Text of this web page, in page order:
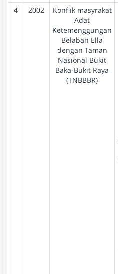
4
2002
Konflik masyrakat
Adat
Ketemenggungan
Belaban Ella
dengan Taman
Nasional Bukit
Baka-Bukit Raya
(TNBBBR)